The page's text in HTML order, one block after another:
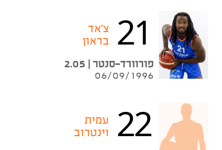
21
צ'אד
בראון
פורוורד-סנטר | 2.05
06/09/1996
22
עמית
וינטרוב